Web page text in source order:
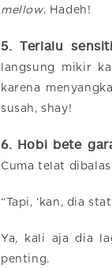
mellow. Hadeh!
5. Terlalu
langsung mikir
karena
susah, shay!
6. Hobi bete
Cuma telat
“Tapi, ‘kan, dia
Ya, kali aja dia
penting.